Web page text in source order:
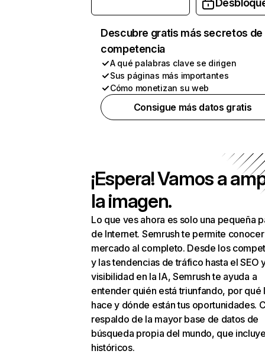
Descubre gratis más secretos de
competencia
A qué palabras clave se dirigen
Sus páginas más importantes
Cómo monetizan su web
Consigue más datos gratis
¡Espera! Vamos a
la imagen.
Lo que ves ahora es solo una pequeña
de Internet. Semrush te permite
mercado al completo. Desde los
y las tendencias de tráfico hasta el SEO
visibilidad en la IA, Semrush te ayuda a
entender quién está triunfando, por qué
hace y dónde están tus oportunidades.
respaldo de la mayor base de datos de
búsqueda propia del mundo, que
históricos.